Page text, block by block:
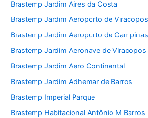
Brastemp Jardim Aires da Costa
Brastemp Jardim Aeroporto de Viracopos
Brastemp Jardim Aeroporto de Campinas
Brastemp Jardim Aeronave de Viracopos
Brastemp Jardim Aero Continental
Brastemp Jardim Adhemar de Barros
Brastemp Imperial Parque
Brastemp Habitacional Antônio M Barros